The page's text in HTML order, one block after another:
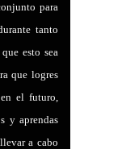
para
tanto
esto sea
que logres
el futuro,
y aprendas
a cabo